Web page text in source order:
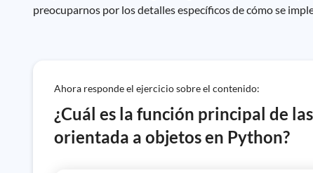
preocuparnos por los detalles específicos de cómo se
Ahora responde el ejercicio sobre el contenido:
¿Cuál es la función principal de
orientada a objetos en Python?